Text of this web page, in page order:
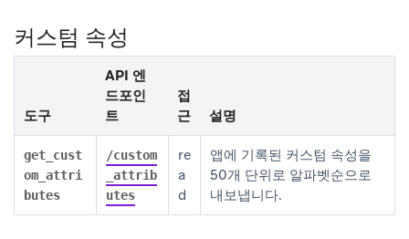
커스텀 속성
도구
API 엔
드포인
트
접
근
설명
get_cust
om_attri
butes
/custom
_attrib
utes
re
a
d
앱에 기록된 커스텀 속성을
50개 단위로 알파벳순으로
내보냅니다.